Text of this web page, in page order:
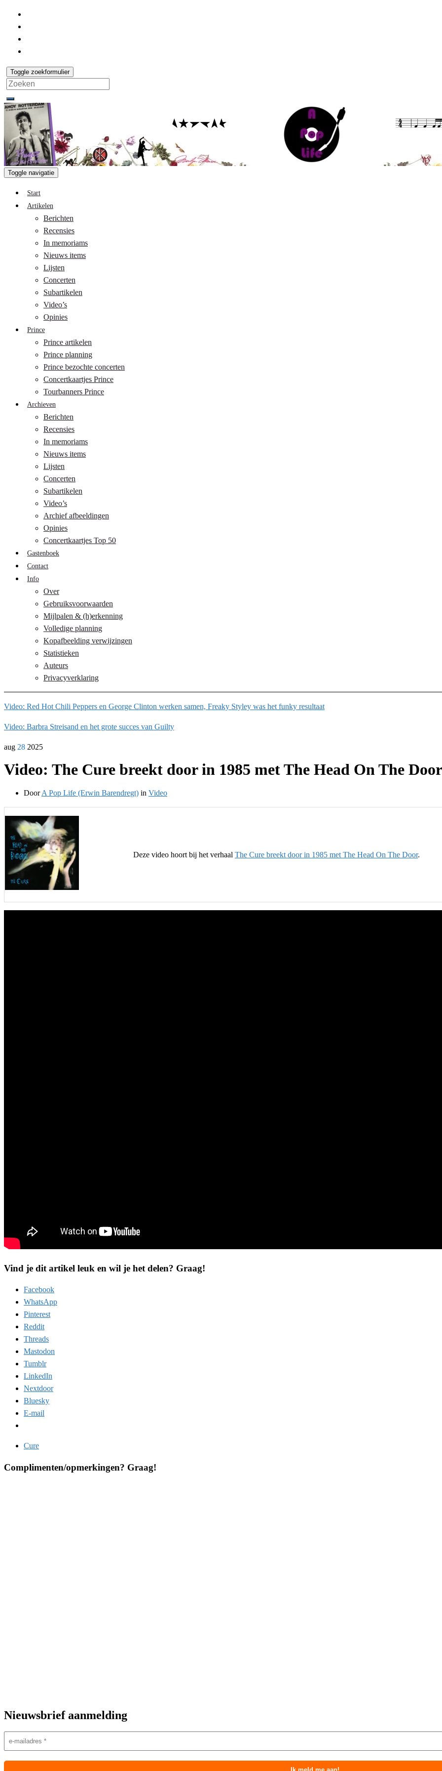
Toggle zoekformulier
Search
for:
Toggle navigatie
Start
Artikelen
Berichten
Recensies
In memoriams
Nieuws items
Lijsten
Concerten
Subartikelen
Video’s
Opinies
Prince
Prince artikelen
Prince planning
Prince bezochte concerten
Concertkaartjes Prince
Tourbanners Prince
Archieven
Berichten
Recensies
In memoriams
Nieuws items
Lijsten
Concerten
Subartikelen
Video’s
Archief afbeeldingen
Opinies
Concertkaartjes Top 50
Gastenboek
Contact
Info
Over
Gebruiksvoorwaarden
Mijlpalen & (h)erkenning
Volledige planning
Kopafbeelding verwijzingen
Statistieken
Auteurs
Privacyverklaring
Video: Red Hot Chili Peppers en George Clinton werken samen, Freaky Styley was het funky resultaat
Video: Barbra Streisand en het grote succes van Guilty
aug 28 2025
Video: The Cure breekt door in 1985 met The Head On The Door
DoorA Pop Life (Erwin Barendregt) in Video
Deze video hoort bij het verhaal The Cure breekt door in 1985 met The Head On The Door.
Vind je dit artikel leuk en wil je het delen? Graag!
Facebook
WhatsApp
Pinterest
Reddit
Threads
Mastodon
Tumblr
LinkedIn
Nextdoor
Bluesky
E-mail
Cure
Complimenten/opmerkingen? Graag!
Nieuwsbrief aanmelding